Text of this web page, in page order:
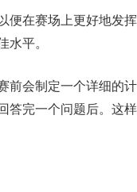
便在赛场上更好地发
水平。
前会制定一个详细的
答完一个问题后。这